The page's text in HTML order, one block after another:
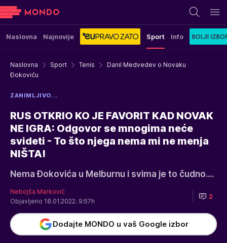
Naslovna Najnovije Sport Info
Naslovna Sport Tenis
Danil Medvedev o Novaku
Đokoviću
ZANIMLJIVO...
RUS OTKRIO KO JE FAVORIT KAD NOVAK
NE IGRA: Odgovor se mnogima neće
svideti - To što njega nema mi ne menja
NIŠTA!
Nema Đokovića u Melburnu i svima je to čudno....
Nebojša Marković
Objavljeno 18.01.2022. 9:57h
2
Dodajte MONDO u vaš Google izbor